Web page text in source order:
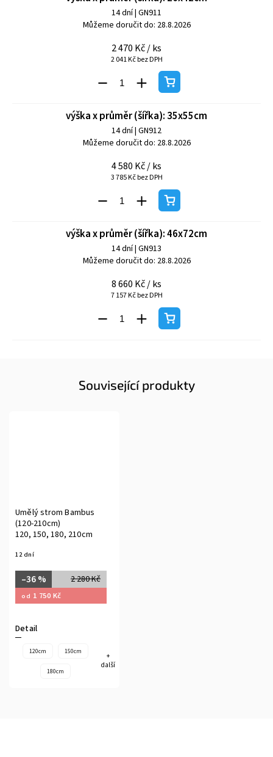
14 dní| GN911
Můžeme doručit do: 28.8.2026
2 470 Kč/ ks
2 041 Kč bez DPH
výška x průměr (šířka): 35x55cm
14 dní| GN912
Můžeme doručit do: 28.8.2026
4 580 Kč/ ks
3 785 Kč bez DPH
výška x průměr (šířka): 46x72cm
14 dní| GN913
Můžeme doručit do: 28.8.2026
8 660 Kč/ ks
7 157 Kč bez DPH
Související produkty
Umělý strom Bambus
(120-210cm)
120, 150, 180, 210cm
12 dní
2 280 Kč
–36 %
od 1 750 Kč
Detail
120cm 150cm
180cm
+
další